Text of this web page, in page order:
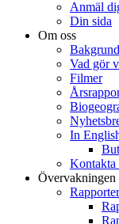
Anmäl
Din sida
Om oss
Bakgrund
Vad gör
Filmer
In
Kontakta
Övervakningen